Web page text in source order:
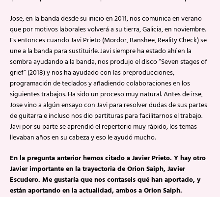
Jose, en la banda desde su inicio en 2011, nos comunica en verano
que por motivos laborales volverá a su tierra, Galicia, en noviembre.
Es entonces cuando Javi Prieto (Mordor, Banshee, Reality Check) se
une a la banda para sustituirle. Javi siempre ha estado ahí en la
sombra ayudando a la banda, nos produjo el disco “Seven stages of
grief” (2018) y nos ha ayudado con las preproducciones,
programación de teclados y añadiendo colaboraciones en los
siguientes trabajos. Ha sido un proceso muy natural. Antes de irse,
Jose vino a algún ensayo con Javi para resolver dudas de sus partes
de guitarra e incluso nos dio partituras para facilitarnos el trabajo.
Javi por su parte se aprendió el repertorio muy rápido, los temas
llevaban años en su cabeza y eso le ayudó mucho.
En la pregunta anterior hemos citado a Javier Prieto. Y hay otro
Javier importante en la trayectoria de Orion Saiph, Javier
Escudero. Me gustaría que nos contaseis qué han aportado, y
están aportando en la actualidad, ambos a Orion Saiph.